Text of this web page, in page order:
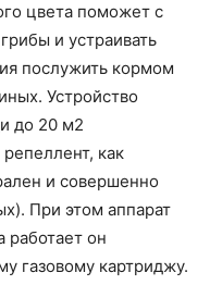
цвета поможет с
и устраивать
послужить кормом
Устройство
до 20 м2
как
и совершенно
При этом аппарат
работает он
газовому картриджу.